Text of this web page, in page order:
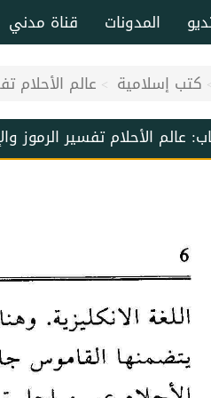
قناة مدني المدونات
كتب إسلامية عالم الأحلام
عالم الأحلام تفسير الرموز